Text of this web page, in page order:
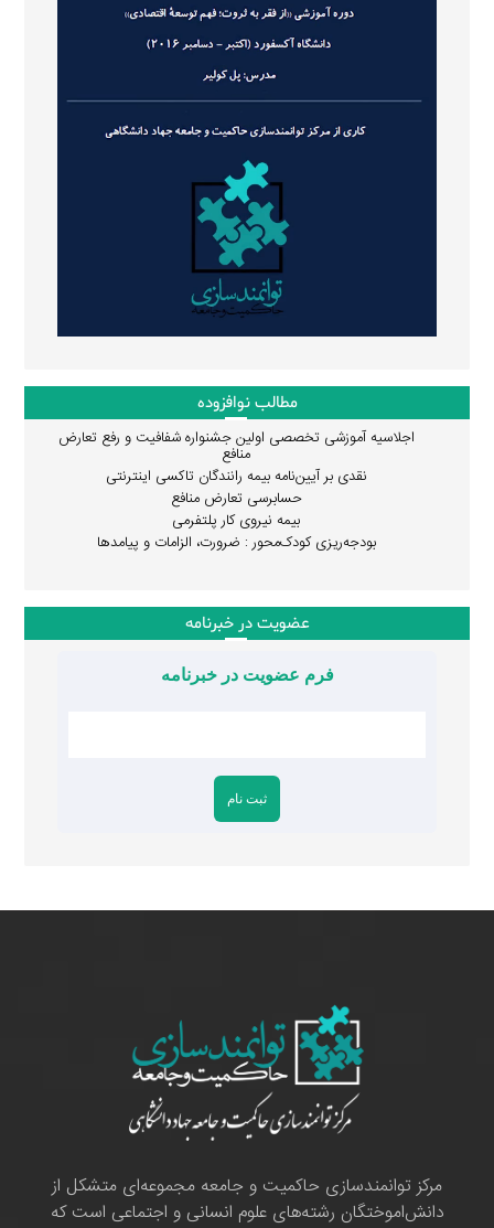
مطالب نوافزوده
اجلاسیه آموزشی تخصصی اولین جشنواره شفافیت و رفع تعارض
منافع
نقدی بر آیین‌نامه بیمه رانندگان تاکسی اینترنتی
حسابرسی تعارض منافع
بیمه نیروی کار پلتفرمی
بودجه‌ریزی کودک‌محور : ضرورت، الزامات و پیامدها
عضویت در خبرنامه
فرم عضویت در خبرنامه
مرکز توانمندسازی حاکمیت و جامعه مجموعه‌ای متشکل از
دانش‌اموختگان رشته‌های علوم انسانی و اجتماعی است که